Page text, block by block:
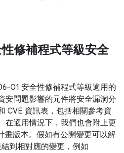
修補程式等級安全
01 安全性修補程式等級適用的
安問題影響的元件將安全漏洞分
CVE 資訊表，包括相關參考資
在適用情況下，我們也會附上更
畫版本。假如有公開變更可以解
到相對應的變更，例如